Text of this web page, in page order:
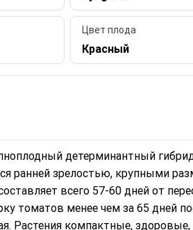
Цвет плода
Красный
детерминантный
ранней зрелостью, крупными
всего 57-60 дней от
томатов менее чем за 65 дней
Растения компактные,